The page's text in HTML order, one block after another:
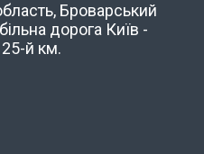
Броварський
дорога Київ -
25-й км.